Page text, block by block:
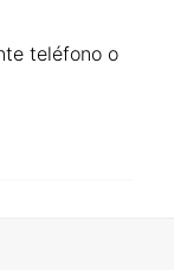
teléfono o